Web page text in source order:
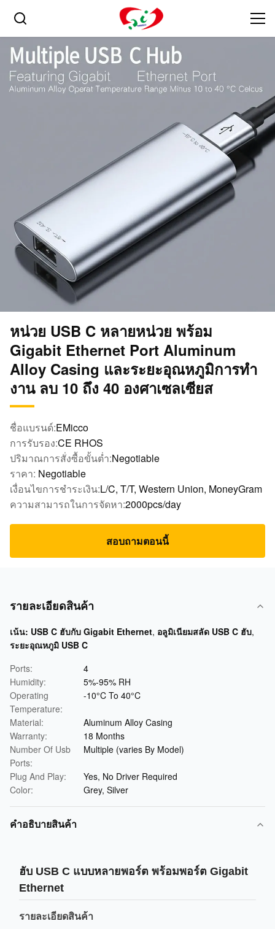
หน่วย USB C หลายหน่วย พร้อม
Gigabit Ethernet Port Aluminum
Alloy Casing และระยะอุณหภูมิการทํา
งาน ลบ 10 ถึง 40 องศาเซลเซียส
ชื่อแบรนด์:EMicco
การรับรอง:CE RHOS
ปริมาณการสั่งซื้อขั้นต่ำ:Negotiable
ราคา: Negotiable
เงื่อนไขการชำระเงิน:L/C, T/T, Western Union, MoneyGram
ความสามารถในการจัดหา:2000pcs/day
สอบถามตอนนี้
รายละเอียดสินค้า
เน้น: USB C ฮับกับ Gigabit Ethernet, อลูมิเนียมสลัด USB C ฮับ,
ระยะอุณหภูมิ USB C
Ports:
4
Humidity:
5%-95% RH
Operating
Temperature:
-10°C To 40°C
Material:
Aluminum Alloy Casing
Warranty:
18 Months
Number Of Usb
Ports:
Multiple (varies By Model)
Plug And Play:
Yes, No Driver Required
Color:
Grey, Silver
คําอธิบายสินค้า
ฮับ USB C แบบหลายพอร์ต พร้อมพอร์ต Gigabit
Ethernet
รายละเอียดสินค้า